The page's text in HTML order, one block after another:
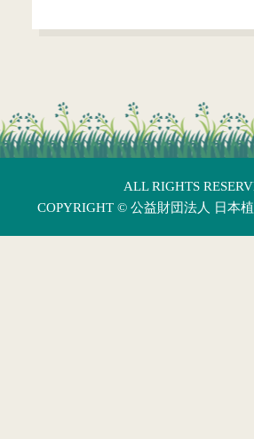
ALL RIGHTS
COPYRIGHT © 公益財団法人 日本